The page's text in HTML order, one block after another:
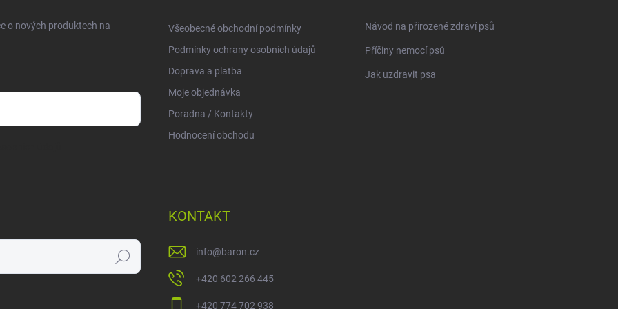
o nových produktech na
Všeobecné obchodní podmínky
Podmínky ochrany osobních údajů
Doprava a platba
Moje objednávka
Poradna / Kontakty
Hodnocení obchodu
Návod na přirozené zdraví psů
Příčiny nemocí psů
Jak uzdravit psa
Hledat
KONTAKT
info@baron.cz
+420 602 266 445
+420 774 702 938